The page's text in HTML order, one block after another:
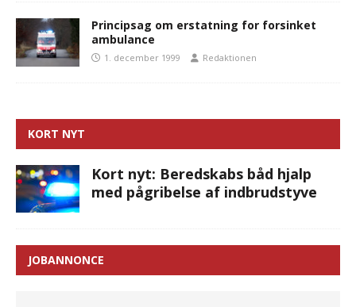
Principsag om erstatning for forsinket
ambulance
1. december 1999 Redaktionen
KORT NYT
Kort nyt: Beredskabs båd hjalp
med pågribelse af indbrudstyve
JOBANNONCE